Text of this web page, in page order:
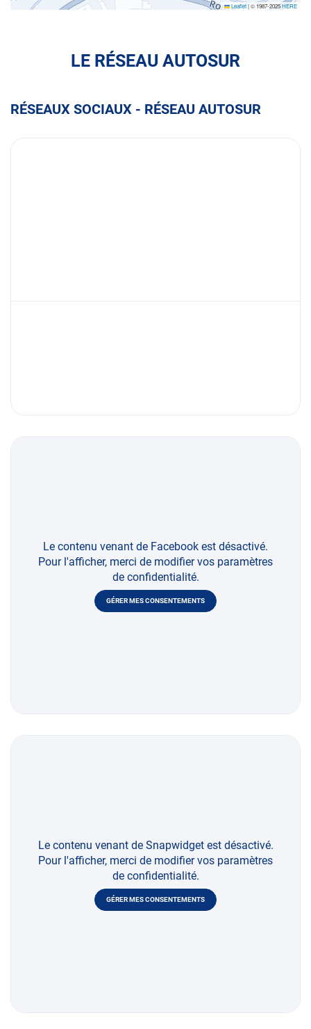
Leaflet|© 1987-2025HERE
LE RÉSEAU AUTOSUR
RÉSEAUX SOCIAUX - RÉSEAU AUTOSUR
Le contenu venant de Facebook est désactivé.
Pour l'afficher, merci de modifier vos paramètres
de confidentialité.
GÉRER MES CONSENTEMENTS
Le contenu venant de Snapwidget est désactivé.
Pour l'afficher, merci de modifier vos paramètres
de confidentialité.
GÉRER MES CONSENTEMENTS